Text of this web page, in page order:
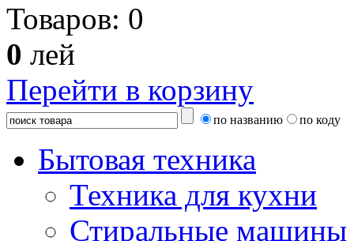
Товаров: 0
0 лей
Перейти в корзину
по названию по коду
Бытовая техника
Техника для кухни
Стиральные машины